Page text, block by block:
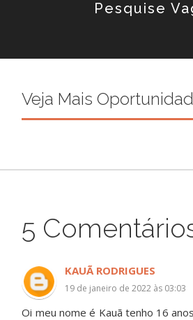
Pesquise
Veja Mais
5
KAUÃ RODRIGUES
19 de janeiro de 2022 às 03:03
Oi meu nome é Kauã tenho 16